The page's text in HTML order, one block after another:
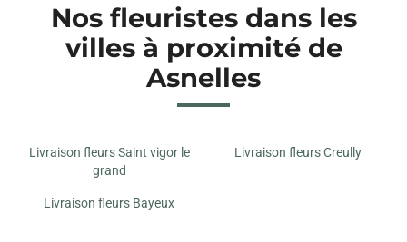
Nos fleuristes dans les
villes à proximité de
Asnelles
Livraison fleurs Saint vigor le
grand
Livraison fleurs Creully
Livraison fleurs Bayeux